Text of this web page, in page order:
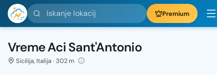
Iskanje lokacij Premium
Vreme Aci Sant'Antonio
Sicilija, Italija · 302 m